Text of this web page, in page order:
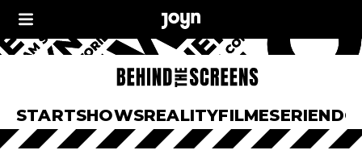
STARTSHOWSREALITYFILMESERIEN